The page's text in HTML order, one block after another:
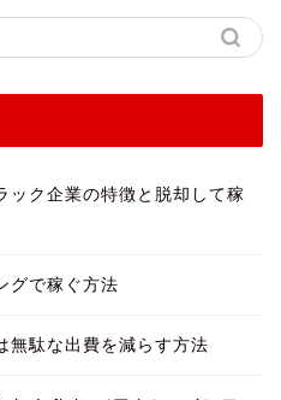
ック企業の特徴と脱却して稼
グで稼ぐ方法
無駄な出費を減らす方法